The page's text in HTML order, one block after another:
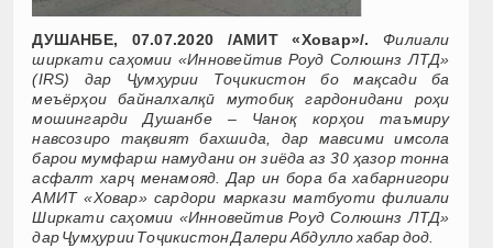
ДУШАНБЕ, 07.07.2020 /АМИТ «Ховар»/.
Филиали
ширкати саҳомии «Инновейтив Роуд Солюшнз ЛТД»
(IRS) дар Ҷумҳурии Тоҷикистон бо мақсади ба
меъёрҳои байналхалқӣ мутобиқ гардонидани роҳи
мошингарди Душанбе – Чаноқ корҳои таъмиру
навсозиро тақвият бахшида, дар мавсими имсола
барои мумфарш намудани он зиёда аз 30 ҳазор тонна
асфалт харҷ менамояд. Дар ин бора ба хабарнигори
АМИТ «Ховар» сардори маркази матбуоти филиали
Ширкати саҳомии «Инновейтив Роуд Солюшнз ЛТД»
дар Ҷумҳурии Тоҷикистон Далери Абдулло хабар дод.